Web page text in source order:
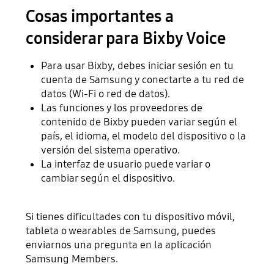
Cosas importantes a
considerar para Bixby Voice
Para usar Bixby, debes iniciar sesión en tu
cuenta de Samsung y conectarte a tu red de
datos (Wi-Fi o red de datos).
Las funciones y los proveedores de
contenido de Bixby pueden variar según el
país, el idioma, el modelo del dispositivo o la
versión del sistema operativo.
La interfaz de usuario puede variar o
cambiar según el dispositivo.
Si tienes dificultades con tu dispositivo móvil,
tableta o wearables de Samsung, puedes
enviarnos una pregunta en la aplicación
Samsung Members.